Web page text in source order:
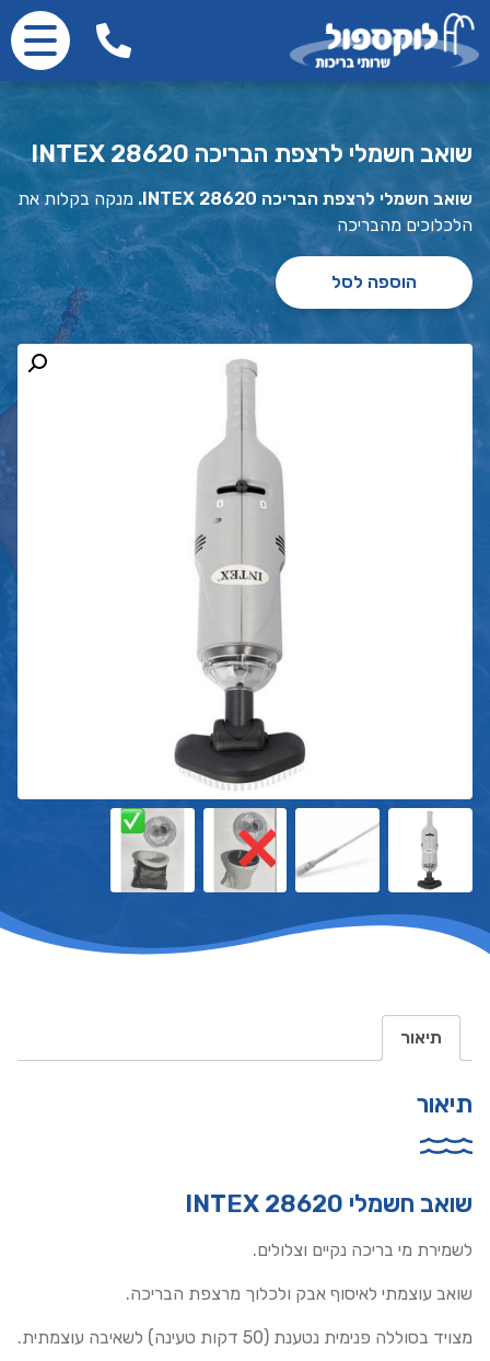
שואב חשמלי לרצפת הבריכה INTEX 28620
שואב חשמלי לרצפת הבריכה INTEX 28620.
מנקה בקלות את
הלכלוכים מהבריכה
הוספה לסל
תיאור
תיאור
שואב חשמלי INTEX 28620
לשמירת מי בריכה נקיים וצלולים.
שואב עוצמתי לאיסוף אבק ולכלוך מרצפת הבריכה.
מצויד בסוללה פנימית נטענת (50 דקות טעינה) לשאיבה עוצמתית.